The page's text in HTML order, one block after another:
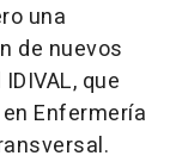
una
de nuevos
que
Enfermería